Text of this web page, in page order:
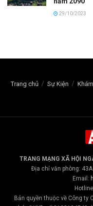
29/10/2023
Trang chủ Sự Kiện
TRANG MẠNG XÃ HỘI
Địa chỉ văn phòng:
Email:
Bản quyền thuộc về Công ty